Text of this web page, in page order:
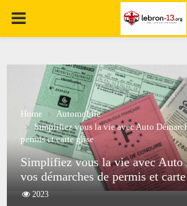
PRIMARY
Home
Automobile
Simplifiez vous la vie avec Auto
permis et carte grise
Simplifiez vous la vie avec Auto
vos démarches de permis et
2023